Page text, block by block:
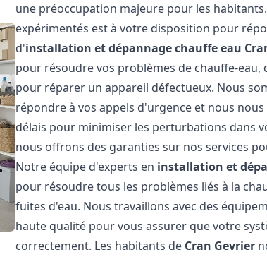
une préoccupation majeure pour les
expérimentés est à votre disposition pour
d'installation et dépannage chauffe eau
pour résoudre vos problèmes de chauffe-
pour réparer un appareil défectueux. Nous
répondre à vos appels d'urgence et nous
délais pour minimiser les perturbations dans
nous offrons des garanties sur nos services
Notre équipe d'experts en installation et
pour résoudre tous les problèmes liés à la
fuites d'eau. Nous travaillons avec des
haute qualité pour vous assurer que votre
correctement. Les habitants de Cran Gevrier